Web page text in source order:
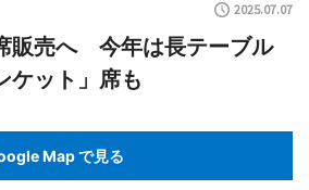
2025.07.07
販売へ 今年は長テーブル
ケット」席も
Map で見る